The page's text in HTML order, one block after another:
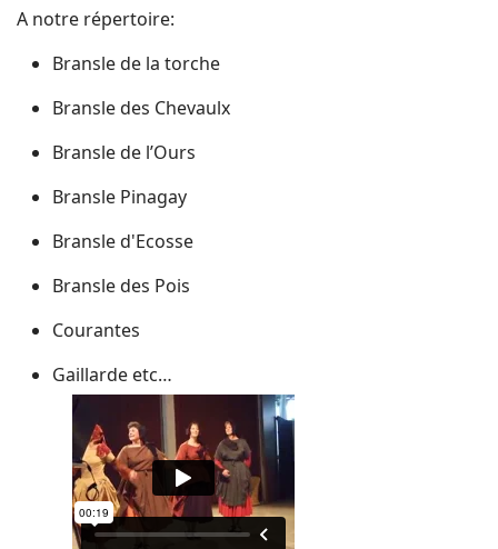
A notre répertoire:
Bransle de la torche
Bransle des Chevaulx
Bransle de l’Ours
Bransle Pinagay
Bransle d'Ecosse
Bransle des Pois
Courantes
Gaillarde etc…